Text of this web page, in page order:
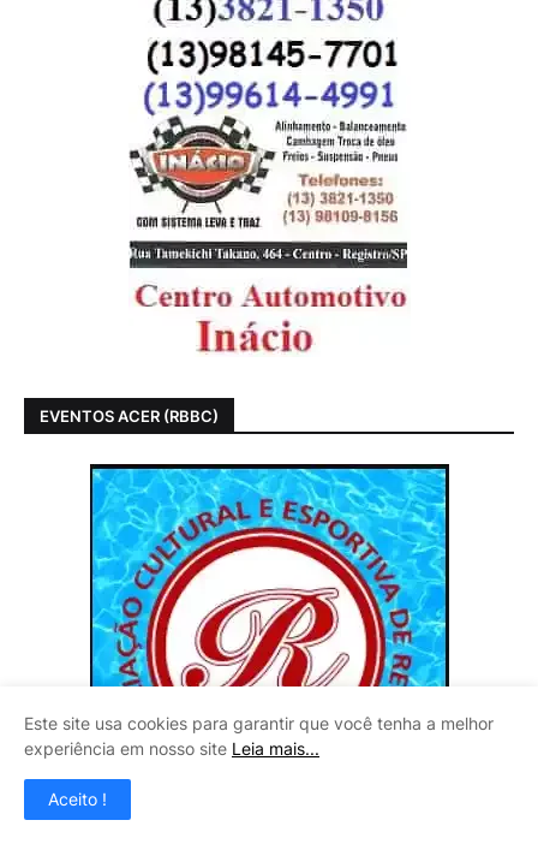
EVENTOS ACER (RBBC)
Este site usa cookies para garantir que você tenha a melhor
experiência em nosso site Leia mais...
Aceito !